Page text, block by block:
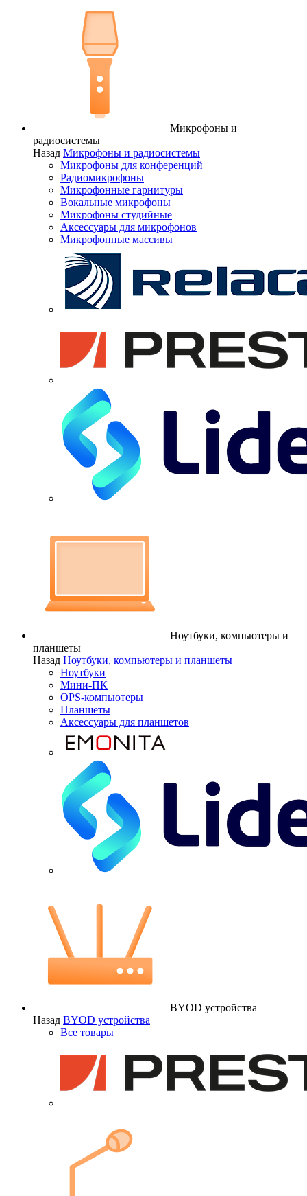
Микрофоны и
радиосистемы
Назад Микрофоны и радиосистемы
Микрофоны для конференций
Радиомикрофоны
Микрофонные гарнитуры
Вокальные микрофоны
Микрофоны студийные
Аксессуары для микрофонов
Микрофонные массивы
Ноутбуки, компьютеры и
планшеты
Назад Ноутбуки, компьютеры и планшеты
Ноутбуки
Мини-ПК
OPS-компьютеры
Планшеты
Аксессуары для планшетов
BYOD устройства
Назад BYOD устройства
Все товары